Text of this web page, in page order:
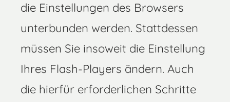
die Einstellungen des Browsers
unterbunden werden. Stattdessen
müssen Sie insoweit die Einstellung
Ihres Flash-Players ändern. Auch
die hierfür erforderlichen Schritte